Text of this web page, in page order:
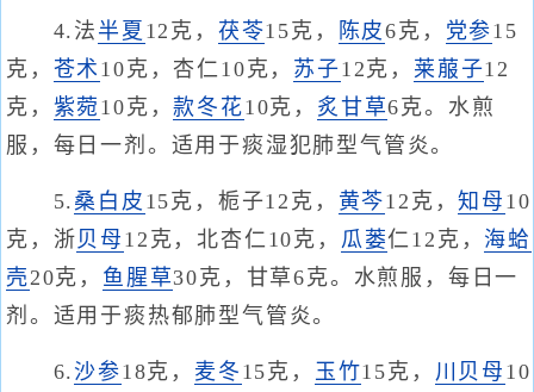
4.法 半夏 12克， 茯苓15克， 陈皮6克， 党参15
克， 苍术 10克，杏仁10克， 苏子12克， 莱菔子12
克， 紫菀 10克，款冬花10克， 炙甘草6克。水煎
服，每日一剂。适用于痰湿犯肺型气管炎。
5. 桑白皮 15克，栀子12克， 黄芩12克，知母 10
克，浙贝母 12克，北杏仁10克， 瓜蒌仁12克， 海蛤
壳20克， 鱼腥草30克，甘草6克。水煎服，每日一
剂。适用于痰热郁肺型气管炎。
6. 沙参18克， 麦冬 15克， 玉竹15克， 川贝母 10